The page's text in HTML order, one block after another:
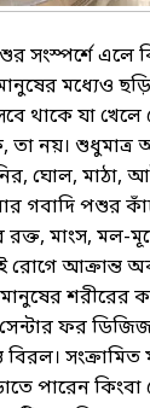
সংস্পর্শে এলে
মধ্যেও
থাকে যা খেলে
তা নয়।
ঘোল, মাঠা,
গবাদি পশুর
মাংস, মল-
আক্রান্ত
শরীরের
সেন্টার ফর
সংক্রামিত
পারেন